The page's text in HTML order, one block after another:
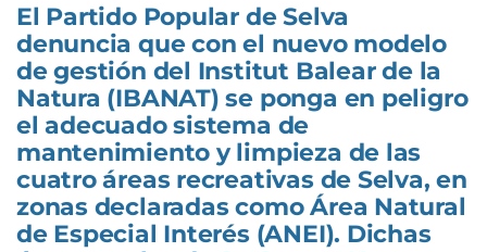
El Partido Popular de Selva
denuncia que con el nuevo modelo
de gestión del Institut Balear de la
Natura (IBANAT) se ponga en peligro
el adecuado sistema de
mantenimiento y limpieza de las
cuatro áreas recreativas de Selva, en
zonas declaradas como Área Natural
de Especial Interés (ANEI). Dichas